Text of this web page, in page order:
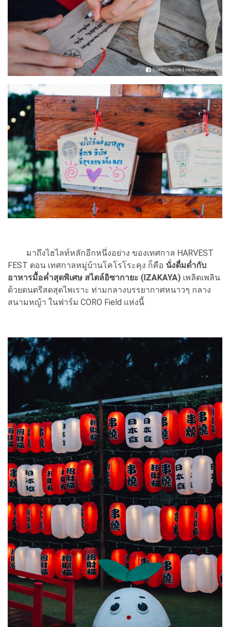
มาถึงไฮไลท์หลักอีกหนึ่งอย่าง ของเทศกาล HARVEST
FEST ตอน เทศกาลหมู่บ้านโคโรโระคุง ก็คือ นั่งดื่มด่ำกับ
อาหารมื้อค่ำสุดพิเศษ สไตล์อิซากายะ (IZAKAYA) เพลิดเพลิน
ด้วยดนตรีสดสุดไพเราะ ท่ามกลางบรรยากาศหนาวๆ กลาง
สนามหญ้า ในฟาร์ม CORO Field แห่งนี้